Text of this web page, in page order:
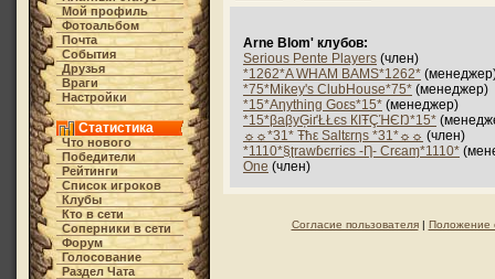
Мой профиль
Фотоальбом
Почта
События
Друзья
Враги
Настройки
Статистика
Что нового
Победители
Рейтинги
Список игроков
Клубы
Кто в cети
Соперники в сети
Форум
Голосование
Раздел Чата
Arne Blom' клубов:
Serious Pente Players (член)
*1262*A WHAM BAMS*1262*
*75*Mikey's ClubHouse*75* (менеджер)
*15*Aηythiηg Goεs*15* (менеджер)
*15*βaβyĢіґŁŁєs КIŦÇΉЄŊ*15*
☼☼*31* Ŧħε Saltεrηs *31*☼☼ (член)
*1110*§ʈrawɓєrriєs -Ƞ- Crєaɱ*1110*
One (член)
Согласие пользователя| Положение